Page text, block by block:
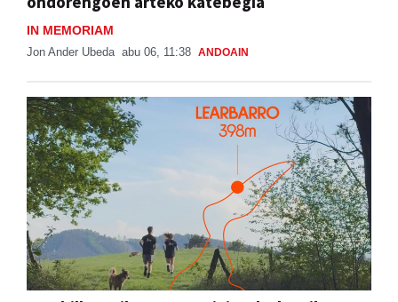
IN MEMORIAM
Jon Ander Ubeda abu 06, 11:38 ANDOAIN